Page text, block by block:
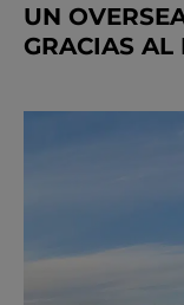
UN
GRACIAS